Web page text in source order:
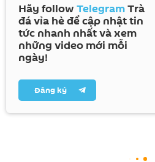
Hãy follow TelegramTrà
đá vỉa hè để cập nhật tin
tức nhanh nhất và xem
những video mới mỗi
ngày!
Đăng ký